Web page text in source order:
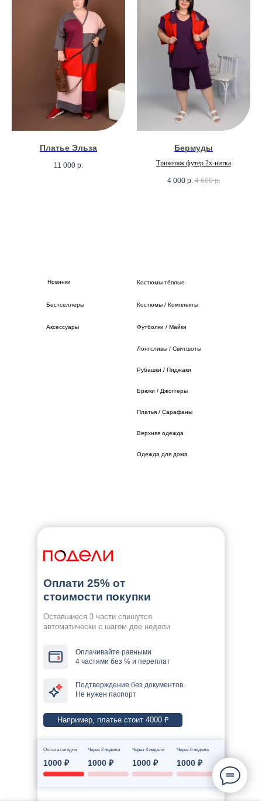
Платье Эльза
11 000 р.
Бермуды
Трикотаж футер 2х-нитка
4 000 р. 4 600 р.
Платья / Сарафаны
Брюки / Джоггеры
Футболки / Майки
Костюмы / Комплекты
Костюмы тёплые
Одежда для дома
Бестселлеры
Новинки
Верхняя одежда
Лонгсливы / Свитшоты
Аксессуары
Рубашки / Пиджаки
Оплати 25% от
стоимости покупки
Оставшиеся 3 части спишутся
автоматически с шагом две недели
Оплачивайте равными
4 частями без % и переплат
Подтверждение без документов.
Не нужен паспорт
Например, платье стоит 4000 ₽
Оплата сегодня Через 2 недели Через 4 недели Через 6 недель
1000 ₽ 1000 ₽ 1000 ₽ 1000 ₽